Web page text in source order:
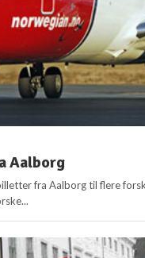
Aalborg
fra Aalborg til flere